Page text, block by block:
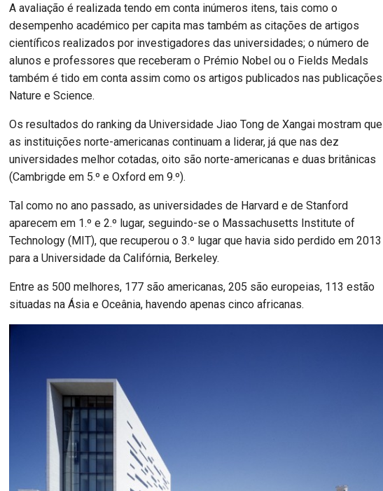
A avaliação é realizada tendo em conta inúmeros itens, tais como o
desempenho académico per capita mas também as citações de artigos
científicos realizados por investigadores das universidades; o número de
alunos e professores que receberam o Prémio Nobel ou o Fields Medals
também é tido em conta assim como os artigos publicados nas publicações
Nature e Science.
Os resultados do ranking da Universidade Jiao Tong de Xangai mostram que
as instituições norte-americanas continuam a liderar, já que nas dez
universidades melhor cotadas, oito são norte-americanas e duas britânicas
(Cambrigde em 5.º e Oxford em 9.º).
Tal como no ano passado, as universidades de Harvard e de Stanford
aparecem em 1.º e 2.º lugar, seguindo-se o Massachusetts Institute of
Technology (MIT), que recuperou o 3.º lugar que havia sido perdido em 2013
para a Universidade da Califórnia, Berkeley.
Entre as 500 melhores, 177 são americanas, 205 são europeias, 113 estão
situadas na Ásia e Oceânia, havendo apenas cinco africanas.